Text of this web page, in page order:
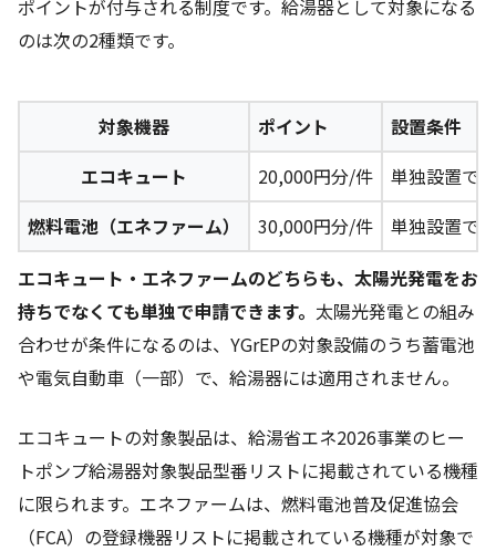
ポイントが付与される制度です。給湯器として対象になる
のは次の2種類です。
対象機器 ポイント
設置条件
エコキュート
20,000円分/件
単独設置で
燃料電池（エネファーム）
30,000円分/件
単独設置で
エコキュート・エネファームのどちらも、太陽光発電をお
持ちでなくても単独で申請できます。 太陽光発電との組み
合わせが条件になるのは、YGrEPの対象設備のうち蓄電池
や電気自動車（一部）で、給湯器には適用されません。
エコキュートの対象製品は、給湯省エネ2026事業のヒー
トポンプ給湯器対象製品型番リストに掲載されている機種
に限られます。エネファームは、燃料電池普及促進協会
（FCA）の登録機器リストに掲載されている機種が対象で